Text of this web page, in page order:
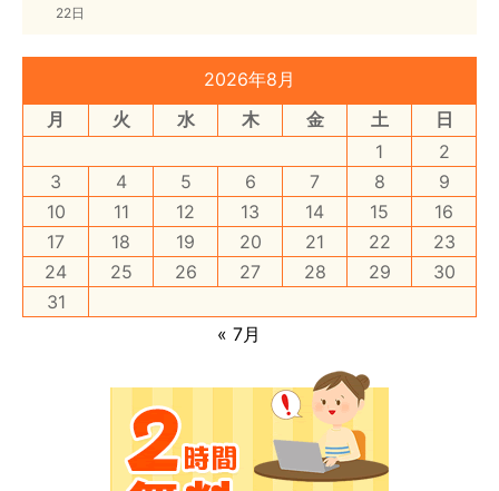
22日
2026年8月
月
火 水 木 金 土
日
1
2
3
4 5 6 7 8
9
10
11 12 13 14 15
16
17
18 19 20 21 22
23
24
25 26 27 28 29
30
31
« 7月